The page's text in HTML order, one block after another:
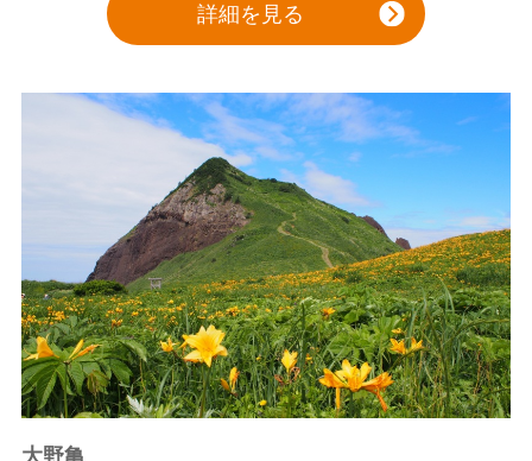
詳細を見る